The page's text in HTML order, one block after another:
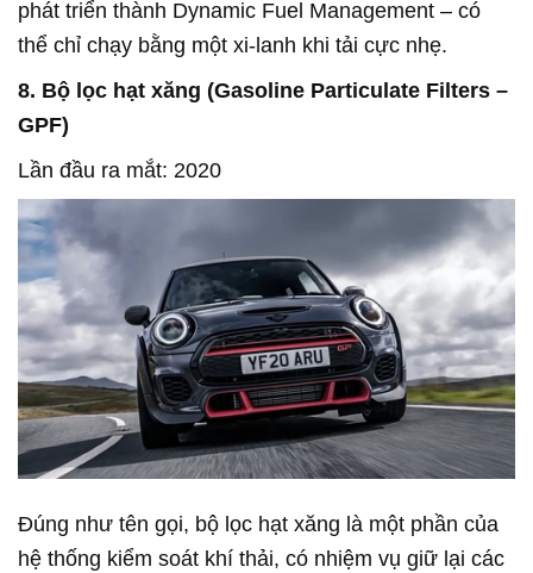
phát triển thành Dynamic Fuel Management – có
thể chỉ chạy bằng một xi-lanh khi tải cực nhẹ.
8. Bộ lọc hạt xăng (Gasoline Particulate Filters –
GPF)
Lần đầu ra mắt: 2020
Đúng như tên gọi, bộ lọc hạt xăng là một phần của
hệ thống kiểm soát khí thải, có nhiệm vụ giữ lại các